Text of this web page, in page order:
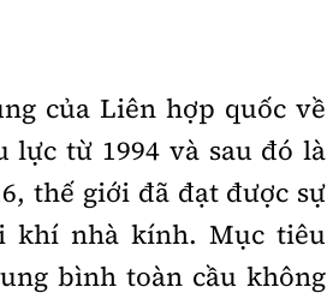
của Liên hợp quốc về
lực từ 1994 và sau đó là
thế giới đã đạt được sự
khí nhà kính. Mục tiêu
bình toàn cầu không